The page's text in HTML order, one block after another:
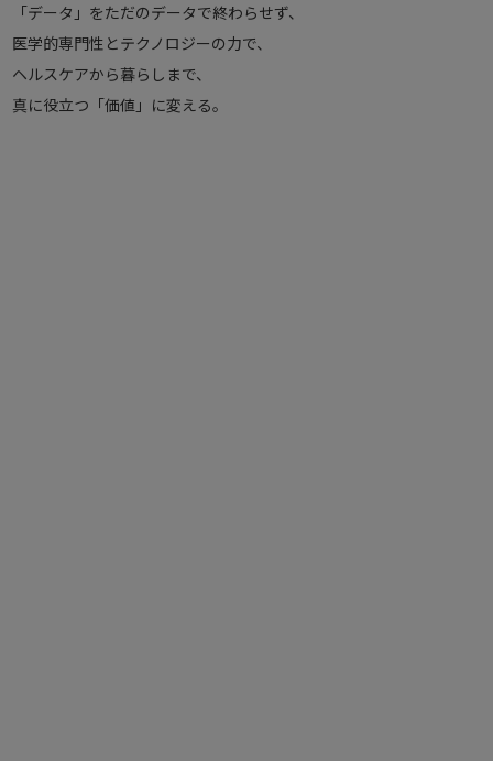
「データ」をただのデータで終わらせず、
医学的専門性とテクノロジーの力で、
ヘルスケアから暮らしまで、
真に役立つ「価値」に変える。